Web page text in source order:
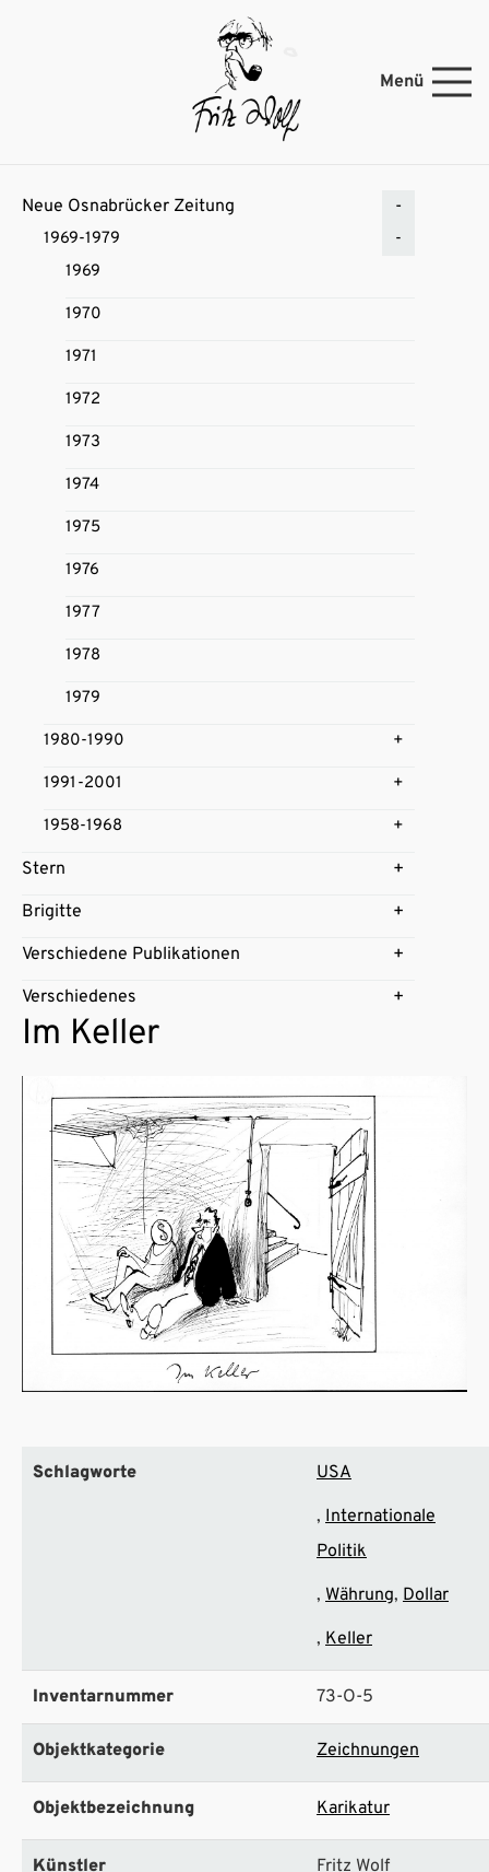
Menü
Neue Osnabrücker Zeitung
1969-1979
1969
1970
1971
1972
1973
1974
1975
1976
1977
1978
1979
1980-1990
1991-2001
1958-1968
Stern
Brigitte
Verschiedene Publikationen
Verschiedenes
Im Keller
Schlagworte
USA
Internationale
Politik
Währung Dollar
Keller
Inventarnummer 73-O-5
Objektkategorie Zeichnungen
Objektbezeichnung Karikatur
Künstler Fritz Wolf